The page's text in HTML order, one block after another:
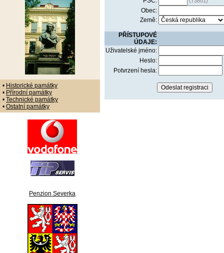
• Historické památky
• Přírodní památky
• Technické památky
• Ostatní památky
Penzion Severka
Obec:
Země:
PŘÍSTUPOVÉ
ÚDAJE:
Uživatelské jméno:
Heslo:
Potvrzení hesla: